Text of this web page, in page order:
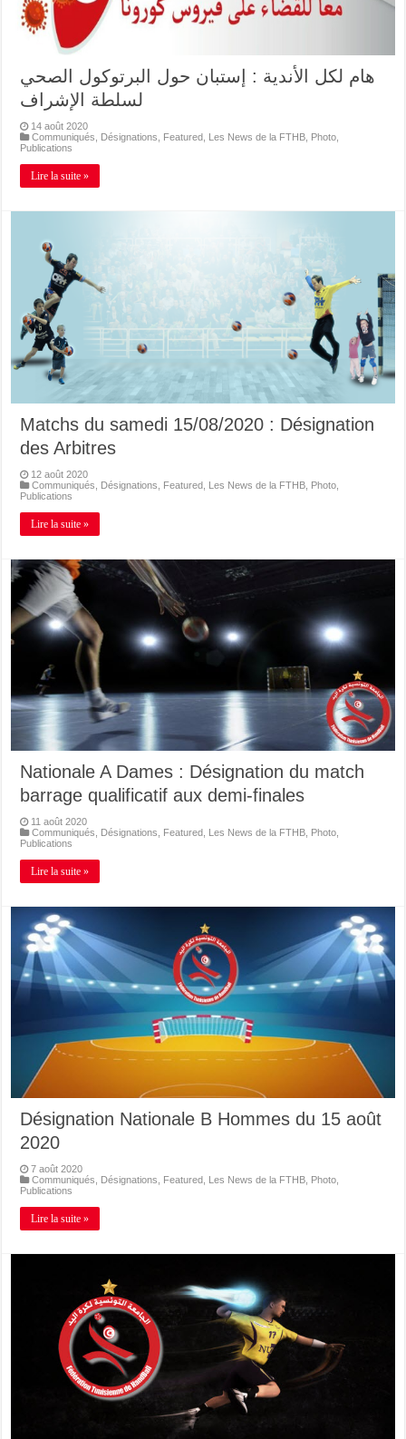
هام لكل الأندية : إستبان حول البرتوكول الصحي
لسلطة الإشراف
14 août 2020
Communiqués
Désignations Featured Les News de la FTHB Photo
Publications
Lire la suite »
Matchs du samedi 15/08/2020 : Désignation
des Arbitres
12 août 2020
Communiqués
Désignations Featured Les News de la FTHB Photo
Publications
Lire la suite »
Nationale A Dames : Désignation du match
barrage qualificatif aux demi-finales
11 août 2020
Communiqués
Désignations Featured Les News de la FTHB Photo
Publications
Lire la suite »
Désignation Nationale B Hommes du 15 août
2020
7 août 2020
Communiqués, Désignations, Featured, Les News de la FTHB, Photo,
Publications
Lire la suite »